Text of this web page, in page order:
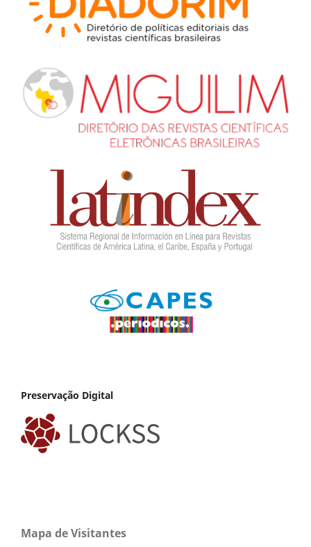
Preservação Digital
Mapa de Visitantes